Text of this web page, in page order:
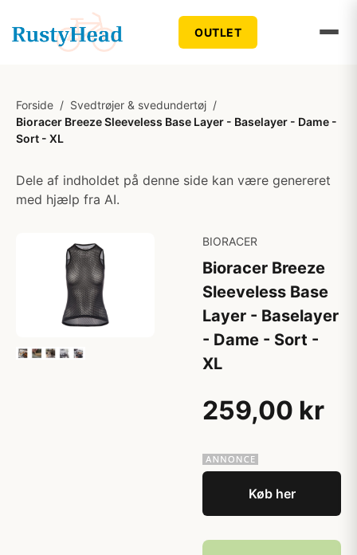
OUTLET
Forside / Svedtrøjer & svedundertøj /
Bioracer Breeze Sleeveless Base Layer - Baselayer - Dame -
Sort - XL
Dele af indholdet på denne side kan være genereret
med hjælp fra AI.
BIORACER
Bioracer Breeze
Sleeveless Base
Layer - Baselayer
- Dame - Sort -
XL
259,00 kr
Køb her